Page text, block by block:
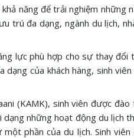
năng để trải nghiệm những
đa dạng, ngành du lịch,
lực phù hợp cho sự thay
của khách hàng, sinh
(KAMK), sinh viên được
những hoạt động du lịch
phần của du lịch. Sinh